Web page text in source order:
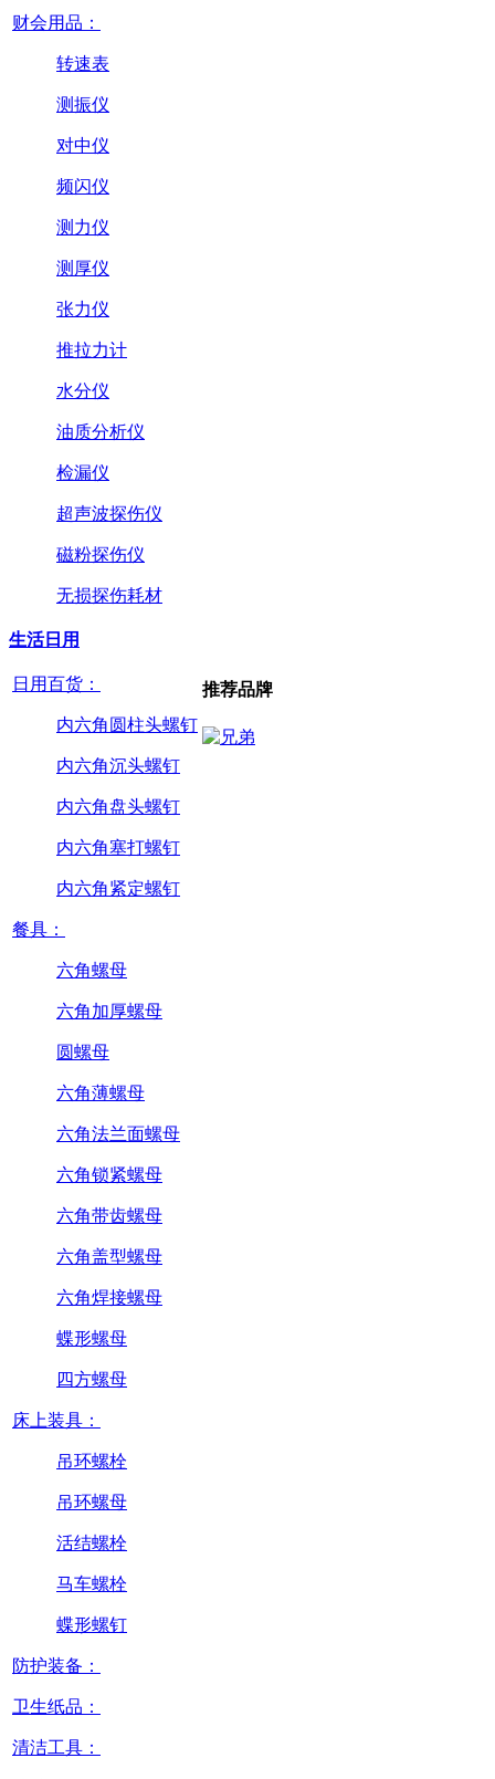
财会用品：
转速表
测振仪
对中仪
频闪仪
测力仪
测厚仪
张力仪
推拉力计
水分仪
油质分析仪
检漏仪
超声波探伤仪
磁粉探伤仪
无损探伤耗材
生活日用
日用百货：
内六角圆柱头螺钉
内六角沉头螺钉
内六角盘头螺钉
内六角塞打螺钉
内六角紧定螺钉
餐具：
六角螺母
六角加厚螺母
圆螺母
六角薄螺母
六角法兰面螺母
六角锁紧螺母
六角带齿螺母
六角盖型螺母
六角焊接螺母
蝶形螺母
四方螺母
床上装具：
吊环螺栓
吊环螺母
活结螺栓
马车螺栓
蝶形螺钉
防护装备：
卫生纸品：
清洁工具：
推荐品牌